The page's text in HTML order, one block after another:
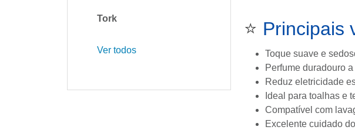
Tork
Ver todos
⭐ Principais
Toque suave e
Perfume duradouro
Reduz eletricidade
Ideal para toalhas e
Compatível com
Excelente cuidado